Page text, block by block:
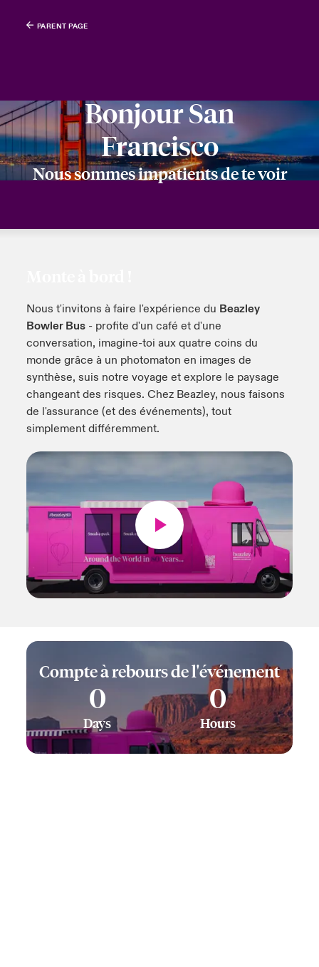
PARENT PAGE
Bonjour San
Francisco
Nous sommes impatients de te voir
Nous t'invitons à faire l'expérience du Beazley
Bowler Bus- profite d'un café et d'une
conversation, imagine-toi aux quatre coins du
monde grâce à un photomaton en images de
synthèse, suis notre voyage et explore le paysage
changeant des risques. Chez Beazley, nous faisons
de l'assurance (et des événements), tout
simplement différemment.
Compte à rebours de l'événement
0
Days
0
Hours